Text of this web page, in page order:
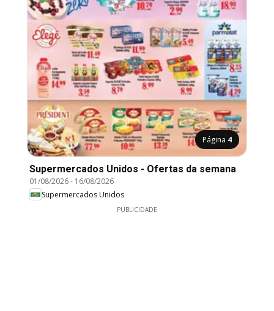
Página 4
Supermercados Unidos - Ofertas da semana
01/08/2026- 16/08/2026
Supermercados Unidos
PUBLICIDADE